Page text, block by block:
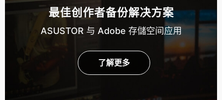
最佳创作者备份解决方案
ASUSTOR 与 Adobe 存儲空间应用
了解更多